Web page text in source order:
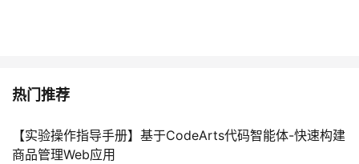
热门推荐
【实验操作指导手册】基于CodeArts代码智能体-快速构建
商品管理Web应用